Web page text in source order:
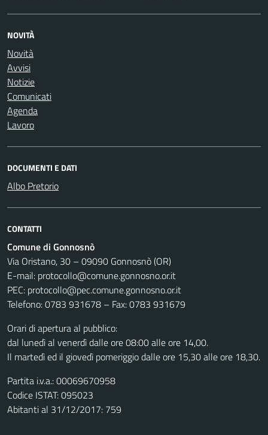
NOVITÀ
Novità
Avvisi
Notizie
Comunicati
Agenda
Lavoro
DOCUMENTI E DATI
Albo Pretorio
CONTATTI
Comune di Gonnosnò
Via Oristano, 30 – 09090 Gonnosnò (OR)
E-mail: protocollo@comune.gonnosno.or.it
PEC: protocollo@pec.comune.gonnosno.or.it
Telefono: 0783 931678 – Fax: 0783 931679
Orari di apertura al pubblico:
dal lunedì al venerdì dalle ore 08:00 alle ore 14,00.
Il martedì ed il giovedì pomeriggio dalle ore 15,30 alle ore 18,30.
Partita i.v.a.: 00069670958
Codice ISTAT: 095023
Abitanti al 31/12/2017: 759